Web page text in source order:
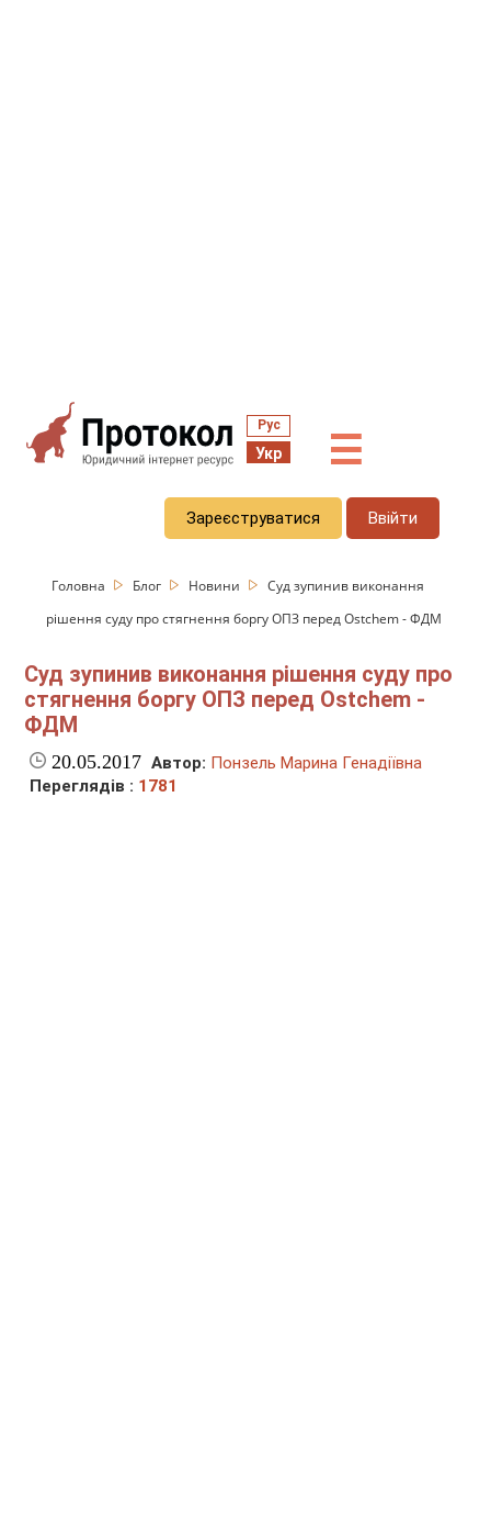
Рус
Укр ☰
Зареєструватися Ввійти
Головна Блог Новини
Cуд зупинив виконання
рішення суду про стягнення боргу ОПЗ перед Ostchem - ФДМ
Cуд зупинив виконання рішення суду про
стягнення боргу ОПЗ перед Ostchem -
ФДМ
20.05.2017 Автор: Понзель Марина Генадіївна
Переглядів : 1781